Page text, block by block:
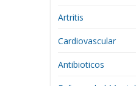
Artritis
Cardiovascular
Antibioticos